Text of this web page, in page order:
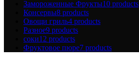
Замороженные Фрукты10 products
Консервы8 products
Овощи гриль4 products
Разное9 products
соки12 products
Фруктовое пюре7 products